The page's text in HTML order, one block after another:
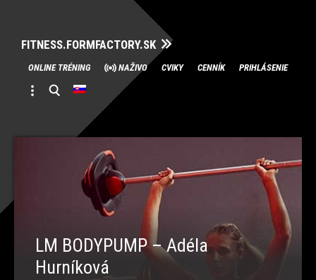
FITNESS.FORMFACTORY.SK
Skip
to
content
ONLINE TRÉNING NAŽIVO CVIKY CENNÍK PRIHLÁSENIE
LM BODYPUMP – Adéla
Hurníková